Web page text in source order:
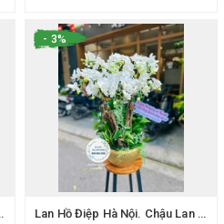
Ở Hà Nội | Eliseflowers
- 3%
Lan Hồ Điệp Hà Nội. Chậu Lan Hồ Điệp Mini Ghép Lũa Cao Cấp| Eliseflowers